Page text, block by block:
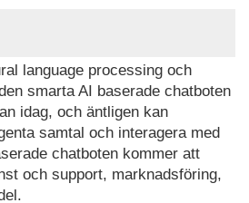
language processing och
smarta AI baserade chatboten
idag, och äntligen kan
samtal och interagera med
chatboten kommer att
och support, marknadsföring,